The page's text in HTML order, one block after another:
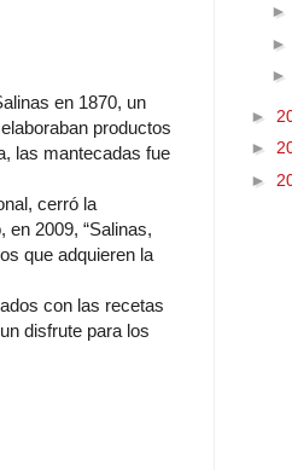
en 1870, un
productos
las mantecadas fue
cerró la
2009, “Salinas,
que adquieren la
con las recetas
disfrute para los
►
►
►
►
►
►